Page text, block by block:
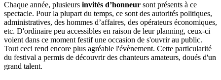
Chaque année, plusieurs invités d’honneur sont présents à ce
spectacle. Pour la plupart du temps, ce sont des autorités politiques,
administratives, des hommes d’affaires, des opérateurs économiques,
etc. D'ordinaire peu accessibles en raison de leur planning, ceux-ci
voient dans ce moment festif une occasion de s'ouvrir au public.
Tout ceci rend encore plus agréable l'évènement. Cette particularité
du festival a permis de découvrir des chanteurs amateurs, doués d'un
grand talent.